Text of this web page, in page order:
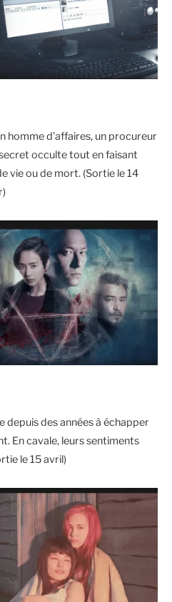
homme d’affaires, un procureur
occulte tout en faisant
vie ou de mort. (Sortie le 14
depuis des années à échapper
En cavale, leurs sentiments
le 15 avril)